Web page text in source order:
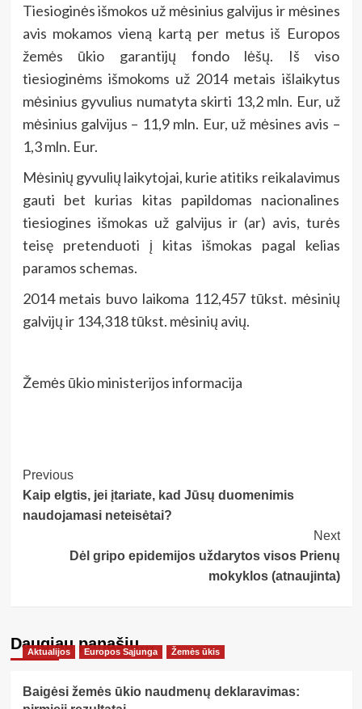
Tiesioginės išmokos už mėsinius galvijus ir mėsines
avis mokamos vieną kartą per metus iš Europos
žemės ūkio garantijų fondo lėšų. Iš viso
tiesioginėms išmokoms už 2014 metais išlaikytus
mėsinius gyvulius numatyta skirti 13,2 mln. Eur, už
mėsinius galvijus – 11,9 mln. Eur, už mėsines avis –
1,3 mln. Eur.
Mėsinių gyvulių laikytojai, kurie atitiks reikalavimus
gauti bet kurias kitas papildomas nacionalines
tiesiogines išmokas už galvijus ir (ar) avis, turės
teisę pretenduoti į kitas išmokas pagal kelias
paramos schemas.
2014 metais buvo laikoma 112,457 tūkst. mėsinių
galvijų ir 134,318 tūkst. mėsinių avių.
Žemės ūkio ministerijos informacija
Post
Navigation
Previous
Kaip elgtis, jei įtariate, kad Jūsų duomenimis
naudojamasi neteisėtai?
Next
Dėl gripo epidemijos uždarytos visos Prienų
mokyklos (atnaujinta)
Daugiau panašių…
Aktualijos Europos Sąjunga Žemės ūkis
Baigėsi žemės ūkio naudmenų deklaravimas: